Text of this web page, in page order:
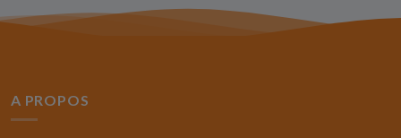
A PROPOS